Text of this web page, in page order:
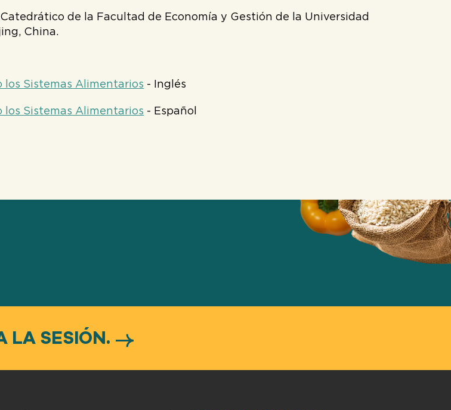
Catedrático de la Facultad de Economía y Gestión de la Universidad
China.
los Sistemas Alimentarios - Inglés
los Sistemas Alimentarios - Español
LA SESIÓN.